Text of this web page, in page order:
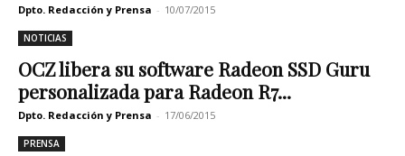
Dpto. Redacción y Prensa - 10/07/2015
NOTICIAS
OCZ libera su software Radeon SSD Guru
personalizada para Radeon R7...
Dpto. Redacción y Prensa - 17/06/2015
PRENSA